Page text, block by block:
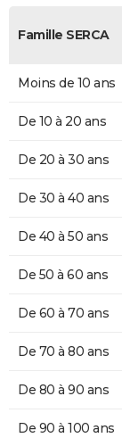
Famille SERCA
Moins de 10 ans
De 10 à 20 ans
De 20 à 30 ans
De 30 à 40 ans
De 40 à 50 ans
De 50 à 60 ans
De 60 à 70 ans
De 70 à 80 ans
De 80 à 90 ans
De 90 à 100 ans